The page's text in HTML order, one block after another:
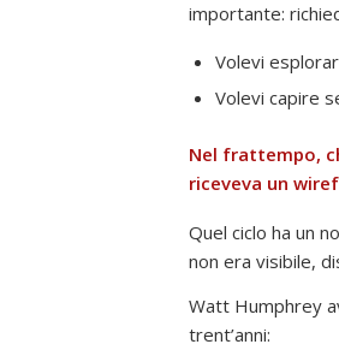
importante:
Volevi
Volevi capire
Nel frattempo,
riceveva un
Quel ciclo ha un
non era visibile,
Watt Humphrey
trent’anni: